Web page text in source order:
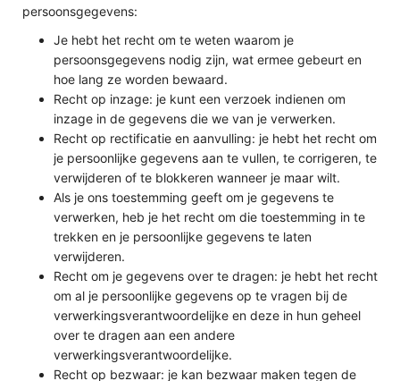
persoonsgegevens:
Je hebt het recht om te weten waarom je
persoonsgegevens nodig zijn, wat ermee gebeurt en
hoe lang ze worden bewaard.
Recht op inzage: je kunt een verzoek indienen om
inzage in de gegevens die we van je verwerken.
Recht op rectificatie en aanvulling: je hebt het recht om
je persoonlijke gegevens aan te vullen, te corrigeren, te
verwijderen of te blokkeren wanneer je maar wilt.
Als je ons toestemming geeft om je gegevens te
verwerken, heb je het recht om die toestemming in te
trekken en je persoonlijke gegevens te laten
verwijderen.
Recht om je gegevens over te dragen: je hebt het recht
om al je persoonlijke gegevens op te vragen bij de
verwerkingsverantwoordelijke en deze in hun geheel
over te dragen aan een andere
verwerkingsverantwoordelijke.
Recht op bezwaar: je kan bezwaar maken tegen de